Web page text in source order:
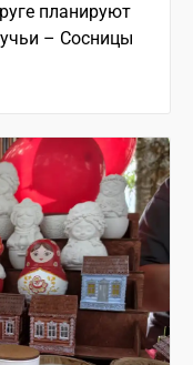
планируют
– Сосницы